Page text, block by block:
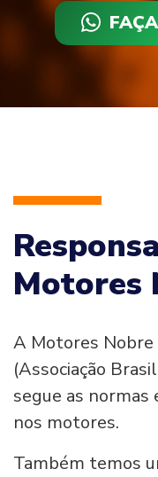
Motores
A Motores Nobre
(Associação
segue as normas
nos motores.
Também temos